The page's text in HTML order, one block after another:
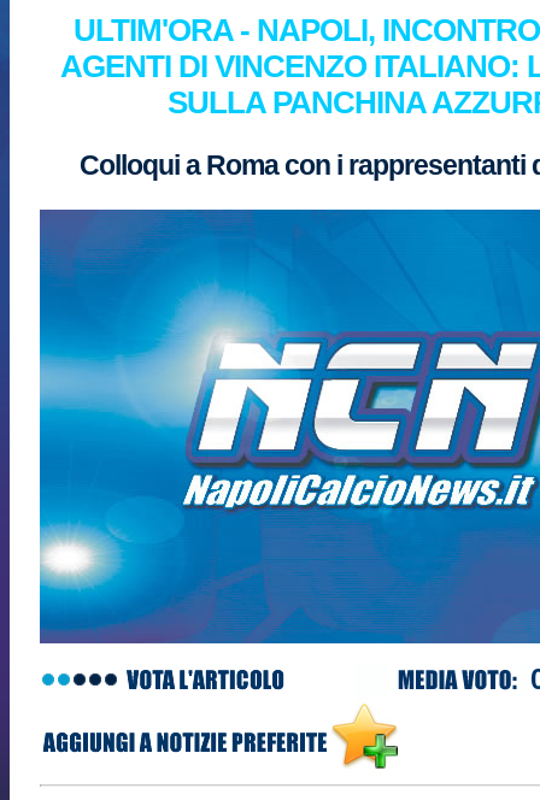
ULTIM'ORA - NAPOLI,
AGENTI DI VINCENZO ITALIANO:
SULLA PANCHINA
Colloqui a Roma con i rappresentanti